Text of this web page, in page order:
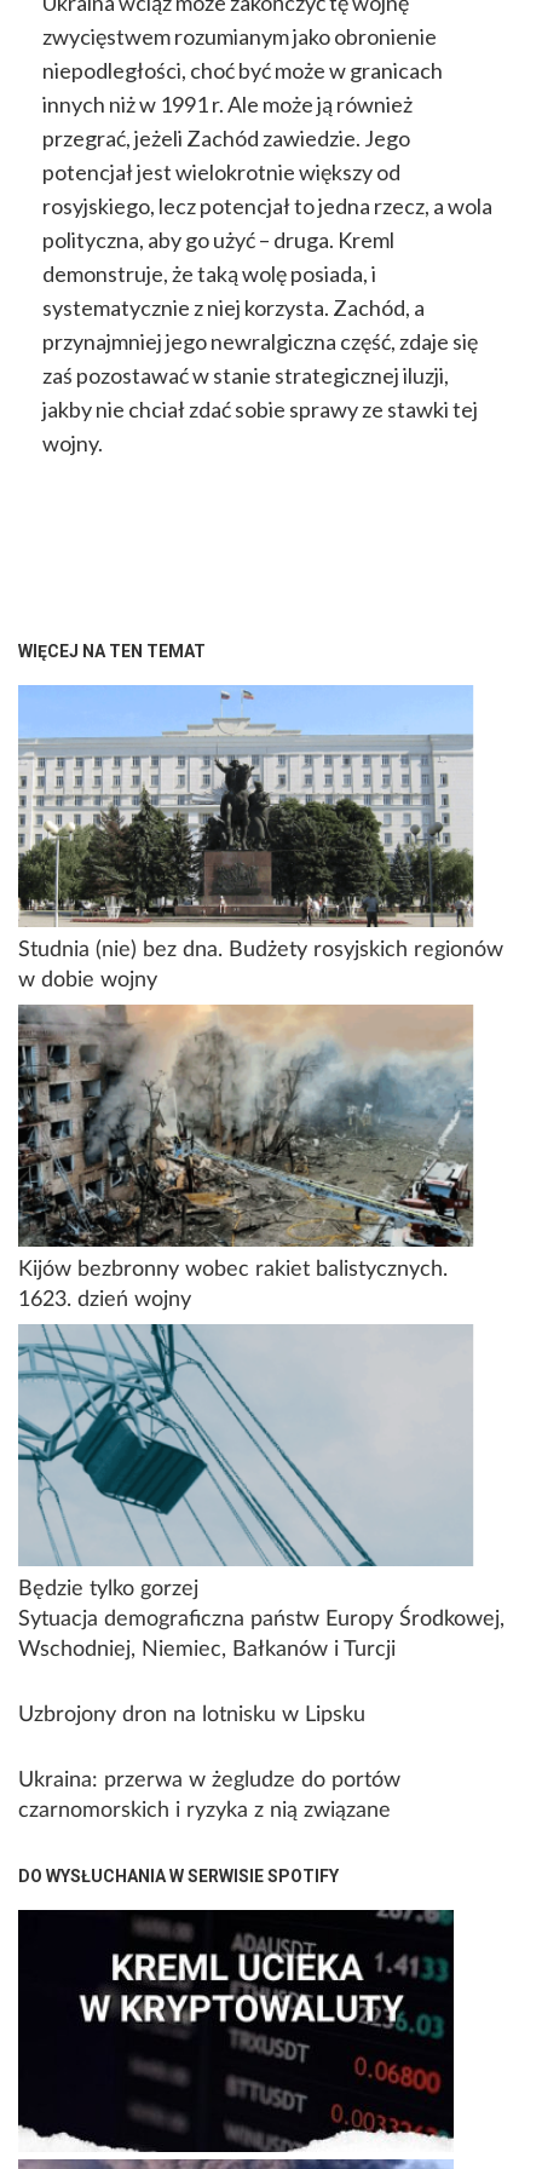
zwycięstwem rozumianym jako obronienie
niepodległości, choć być może w granicach
innych niż w 1991 r. Ale może ją również
przegrać, jeżeli Zachód zawiedzie. Jego
potencjał jest wielokrotnie większy od
rosyjskiego, lecz potencjał to jedna rzecz, a wola
polityczna, aby go użyć – druga. Kreml
demonstruje, że taką wolę posiada, i
systematycznie z niej korzysta. Zachód, a
przynajmniej jego newralgiczna część, zdaje się
zaś pozostawać w stanie strategicznej iluzji,
jakby nie chciał zdać sobie sprawy ze stawki tej
wojny.
WIĘCEJ NA TEN TEMAT
Studnia (nie) bez dna. Budżety rosyjskich regionów
w dobie wojny
Kijów bezbronny wobec rakiet balistycznych.
1623. dzień wojny
Będzie tylko gorzej
Sytuacja demograficzna państw Europy Środkowej,
Wschodniej, Niemiec, Bałkanów i Turcji
Uzbrojony dron na lotnisku w Lipsku
Ukraina: przerwa w żegludze do portów
czarnomorskich i ryzyka z nią związane
DO WYSŁUCHANIA W SERWISIE SPOTIFY